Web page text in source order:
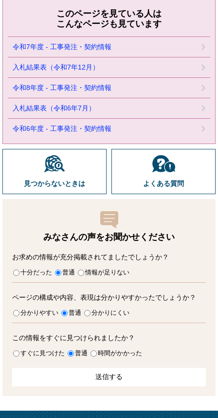
このページを見ている人は
こんなページも見ています
令和7年度 - 工事発注・契約情報
入札結果表（令和7年12月）
令和8年度 - 工事発注・契約情報
入札結果表（令和6年7月）
令和6年度 - 工事発注・契約情報
見つからないときは よくある質問
みなさんの声をお聞かせ ください
お求めの情報が充分掲載されてましたでしょうか？
十分だった 普通 情報が足りない
ページの構成や内容、表現は分かりやすかったでしょうか？
分かりやすい 普通 分かりにくい
この情報をすぐに見つけられましたか？
すぐに見つけた 普通 時間がかかった